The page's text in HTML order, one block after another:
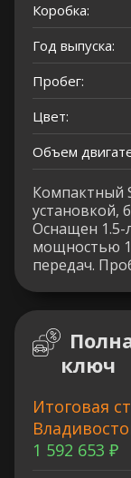
Коробка:
Год выпуска:
Пробег:
Цвет:
Объем
Компактный
установкой,
Оснащен 1.5-
мощностью
передач.
ключ
Итоговая
1 592 653 ₽